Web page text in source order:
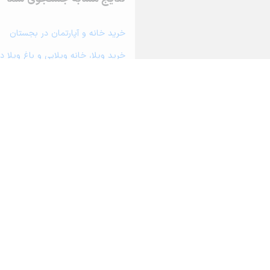
خرید خانه و آپارتمان در بجستان
خرید ویلا، خانه ویلایی و باغ ویلا